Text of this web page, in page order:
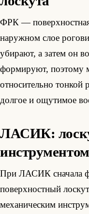
ФРК — поверхностная
наружном слое
убирают, а затем он
формируют, поэтому
относительно
долгое и ощутимое
ЛАСИК:
инструментом
При ЛАСИК сначала
поверхностный
механическим